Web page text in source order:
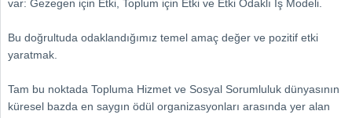
var: Gezegen için Etki, Toplum için Etki ve Etki Odaklı İş Modeli.
Bu doğrultuda odaklandığımız temel amaç değer ve pozitif etki
yaratmak.
Tam bu noktada Topluma Hizmet ve Sosyal Sorumluluk dünyasının
küresel bazda en saygın ödül organizasyonları arasında yer alan